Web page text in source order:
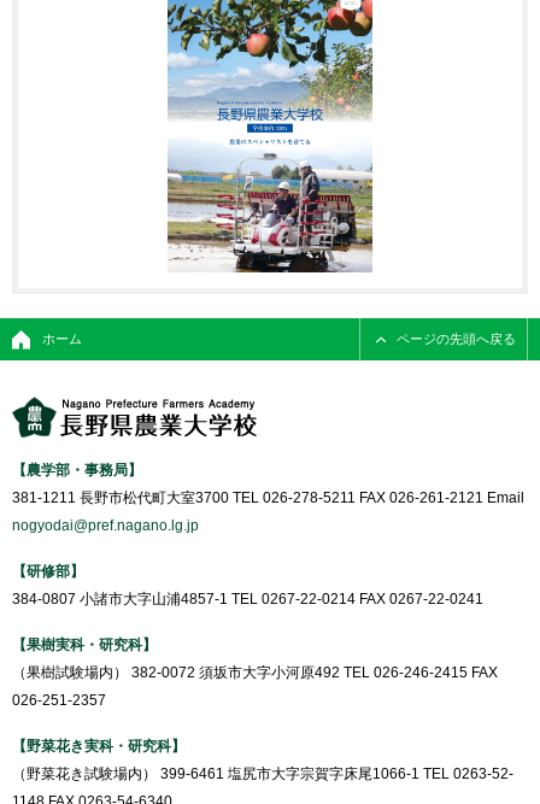
ホーム ページの先頭へ戻る
【農学部・事務局】
381-1211 長野市松代町大室3700 TEL 026-278-5211 FAX 026-261-2121 Email
nogyodai@pref.nagano.lg.jp
【研修部】
384-0807 小諸市大字山浦4857-1 TEL 0267-22-0214 FAX 0267-22-0241
【果樹実科・研究科】
（果樹試験場内） 382-0072 須坂市大字小河原492 TEL 026-246-2415 FAX
026-251-2357
【野菜花き実科・研究科】
（野菜花き試験場内） 399-6461 塩尻市大字宗賀字床尾1066-1 TEL 0263-52-